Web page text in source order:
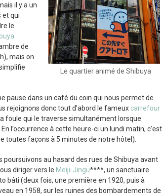
Le quartier animé de Shibuya
il y a un
et qui
le
de
mais on
pause dans un café du coin qui nous permet de
rejoignons donc tout d’abord le fameux carrefour
foule qui le traverse simultanément lorsque
l’occurrence à cette heure-ci un lundi matin, c’est
toutes façons à 5 minutes de notre hôtel).
poursuivons au hasard des rues de Shibuya avant
diriger vers le Meiji-Jingu****, un sanctuaire
bâti (deux fois, une première en 1920, puis à
en 1958, sur les ruines des bombardements de